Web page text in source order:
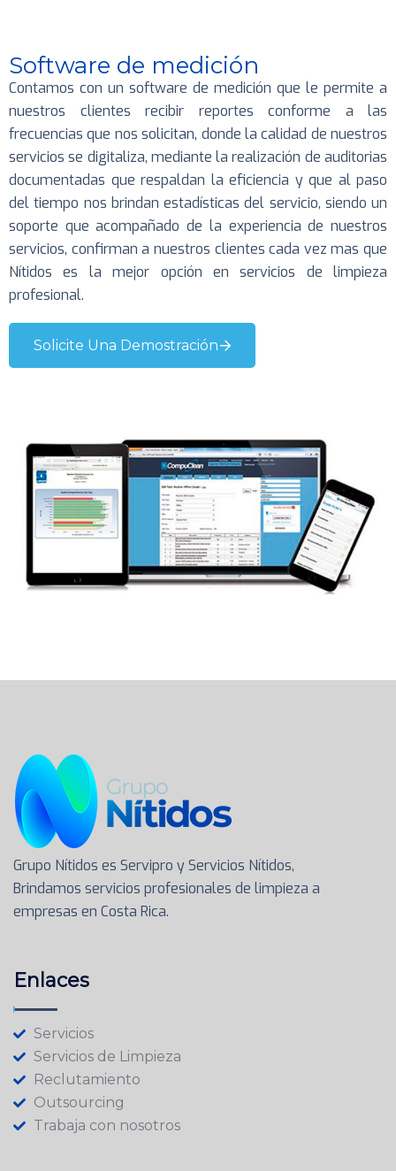
Software de medición
Contamos con un software de medición que le permite a
nuestros clientes recibir reportes conforme a las
frecuencias que nos solicitan, donde la calidad de nuestros
servicios se digitaliza, mediante la realización de auditorias
documentadas que respaldan la eficiencia y que al paso
del tiempo nos brindan estadísticas del servicio, siendo un
soporte que acompañado de la experiencia de nuestros
servicios, confirman a nuestros clientes cada vez mas que
Nítidos es la mejor opción en servicios de limpieza
profesional.
Solicite Una Demostración
Grupo Nítidos es Servipro y Servicios Nítidos,
Brindamos servicios profesionales de limpieza a
empresas en Costa Rica.
Enlaces
Servicios
Servicios de Limpieza
Reclutamiento
Outsourcing
Trabaja con nosotros